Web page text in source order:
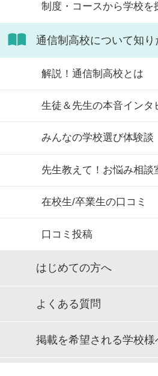
制度・コースから学校を
通信制高校について知り
解説！通信制高校とは
生徒＆先生の本音インタ
みんなの学校選び体験談
先生教えて！お悩み相談
在校生/卒業生の口コミ
口コミ投稿
はじめての方へ
よくある質問
掲載を希望される学校様